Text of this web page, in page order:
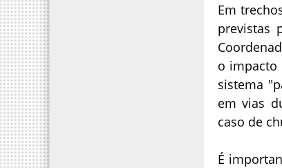
Em
previstas
o impacto
sistema
em vias
caso de
É